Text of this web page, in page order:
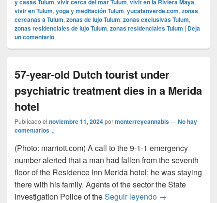
y casas Tulum vivir cerca del mar Tulum vivir en la Riviera Maya
vivir en Tulum, yoga y meditación Tulum, yucatanverde.com, zonas
cercanas a Tulum, zonas de lujo Tulum, zonas exclusivas Tulum,
zonas residenciales de lujo Tulum, zonas residenciales Tulum | Deja
un comentario
57-year-old Dutch tourist under
psychiatric treatment dies in a Merida
hotel
Publicado el noviembre 11, 2024pormonterreycannabis—No hay
comentarios ↓
(Photo: marriott.com) A call to the 9-1-1 emergency
number alerted that a man had fallen from the seventh
floor of the Residence Inn Merida hotel; he was staying
there with his family. Agents of the sector the State
Investigation Police of theSeguir leyendo 57-year-old
→